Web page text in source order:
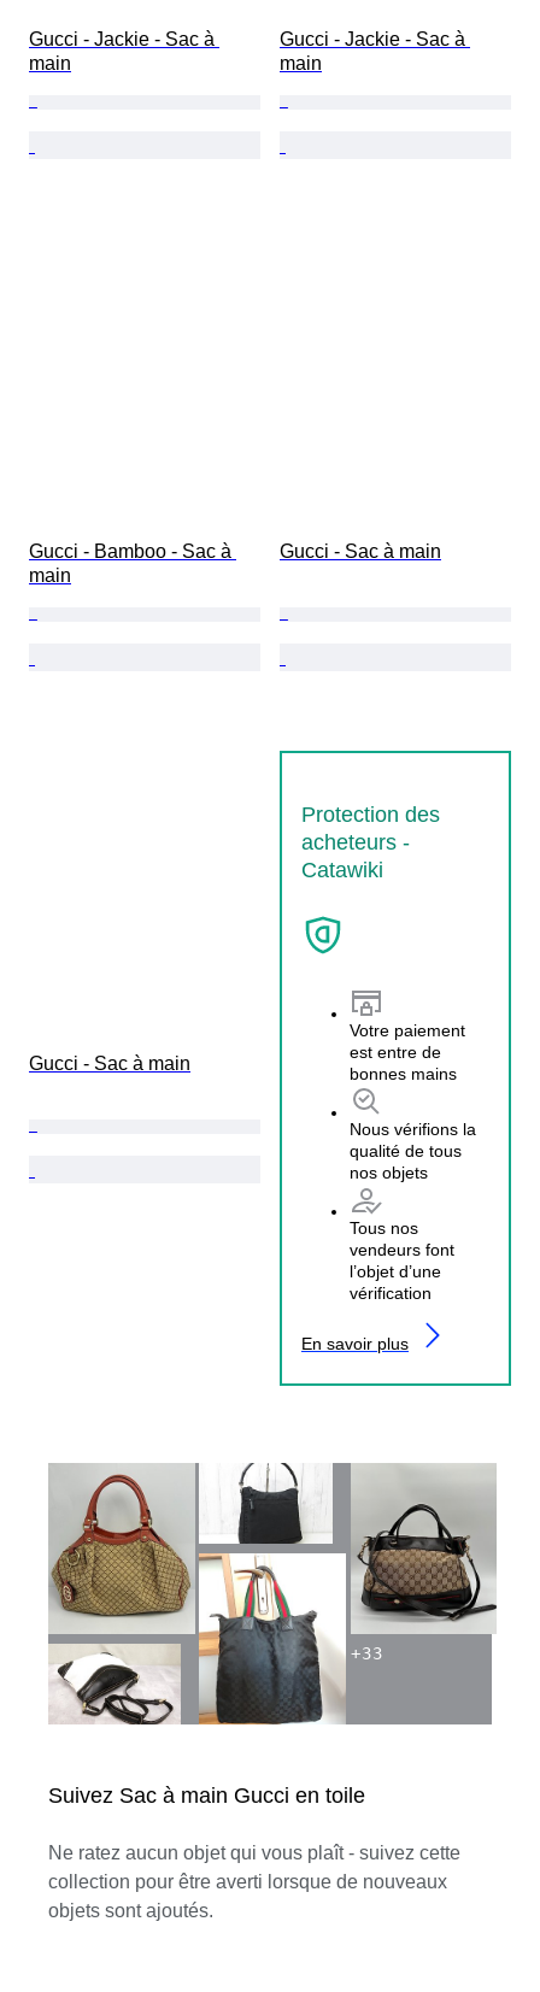
Gucci - Jackie - Sac à
main
Gucci - Jackie - Sac à
main
Gucci - Bamboo - Sac à
main
Gucci - Sac à main
Gucci - Sac à main
Protection des
acheteurs -
Catawiki
Votre paiement
est entre de
bonnes mains
Nous vérifions la
qualité de tous
nos objets
Tous nos
vendeurs font
l’objet d’une
vérification
En savoir plus
Suivez Sac à main Gucci en toile
Ne ratez aucun objet qui vous plaît - suivez cette
collection pour être averti lorsque de nouveaux
objets sont ajoutés.
+33